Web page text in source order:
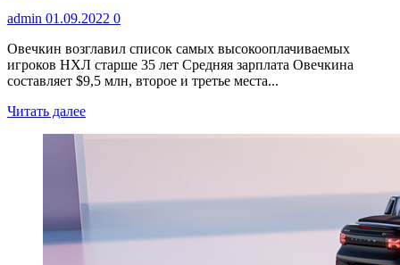
admin 01.09.2022 0
Овечкин возглавил список самых высокооплачиваемых
игроков НХЛ старше 35 лет Средняя зарплата Овечкина
составляет $9,5 млн, второе и третье места...
Читать далее